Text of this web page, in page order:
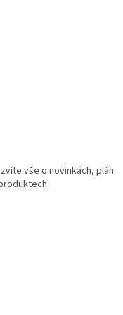
vše o novinkách, plán